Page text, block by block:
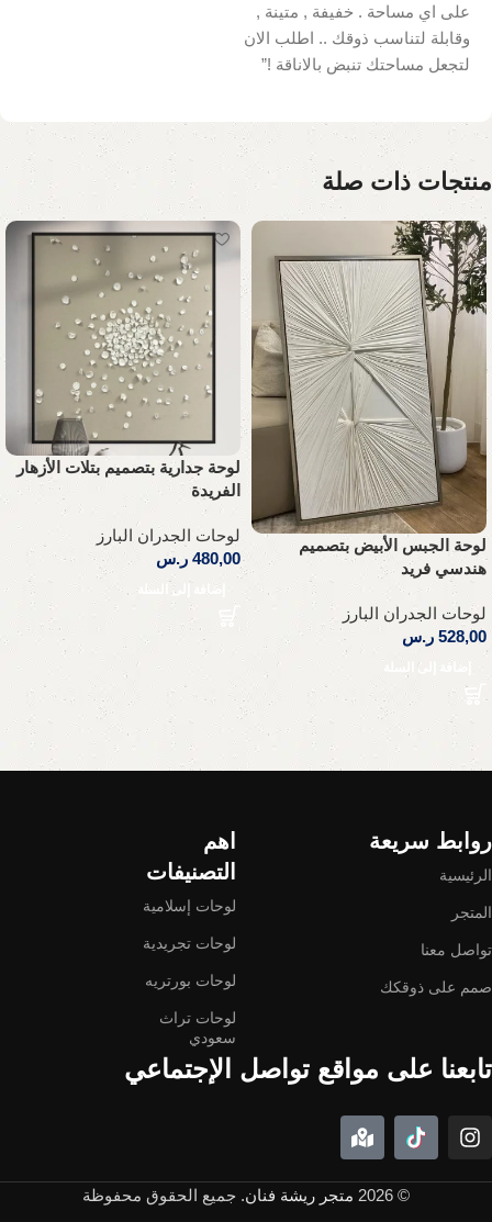
على اي مساحة . خفيفة , متينة ,
وقابلة لتناسب ذوقك .. اطلب الان
لتجعل مساحتك تنبض بالاناقة !”
منتجات ذات صلة
لوحة الجبس الأبيض بتصميم
هندسي فريد
لوحات الجدران البارز
528,00 ر.س
إضافة إلى السلة
لوحة جدارية بتصميم بتلات الأزهار
الفريدة
لوحات الجدران البارز
480,00 ر.س
إضافة إلى السلة
Read More
روابط سريعة
الرئيسية
المتجر
تواصل معنا
صمم على ذوقكك
اهم
التصنيفات
لوحات إسلامية
لوحات تجريدية
لوحات بورتريه
لوحات تراث
سعودي
تابعنا على مواقع تواصل الإجتماعي
© 2026 متجر ريشة فنان. جميع الحقوق محفوظة